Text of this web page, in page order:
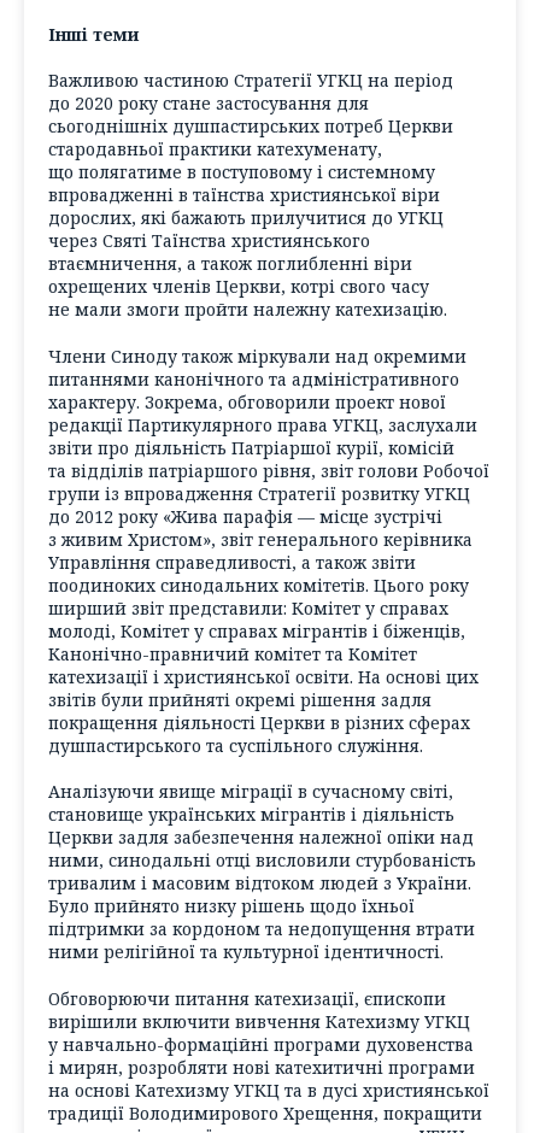
Інші теми
Важливою частиною Стратегії УГКЦ на період
до 2020 року стане застосування для
сьогоднішніх душпастирських потреб Церкви
стародавньої практики катехуменату,
що полягатиме в поступовому і системному
впровадженні в таїнства християнської віри
дорослих, які бажають прилучитися до УГКЦ
через Святі Таїнства християнського
втаємничення, а також поглибленні віри
охрещених членів Церкви, котрі свого часу
не мали змоги пройти належну катехизацію.
Члени Синоду також міркували над окремими
питаннями канонічного та адміністративного
характеру. Зокрема, обговорили проект нової
редакції Партикулярного права УГКЦ, заслухали
звіти про діяльність Патріаршої курії, комісій
та відділів патріаршого рівня, звіт голови Робочої
групи із впровадження Стратегії розвитку УГКЦ
до 2012 року «Жива парафія — місце зустрічі
з живим Христом», звіт генерального керівника
Управління справедливості, а також звіти
поодиноких синодальних комітетів. Цього року
ширший звіт представили: Комітет у справах
молоді, Комітет у справах мігрантів і біженців,
Канонічно-правничий комітет та Комітет
катехизації і християнської освіти. На основі цих
звітів були прийняті окремі рішення задля
покращення діяльності Церкви в різних сферах
душпастирського та суспільного служіння.
Аналізуючи явище міграції в сучасному світі,
становище українських мігрантів і діяльність
Церкви задля забезпечення належної опіки над
ними, синодальні отці висловили стурбованість
тривалим і масовим відтоком людей з України.
Було прийнято низку рішень щодо їхньої
підтримки за кордоном та недопущення втрати
ними релігійної та культурної ідентичності.
Обговорюючи питання катехизації, єпископи
вирішили включити вивчення Катехизму УГКЦ
у навчально-формаційні програми духовенства
і мирян, розробляти нові катехитичні програми
на основі Катехизму УГКЦ та в дусі християнської
традиції Володимирового Хрещення, покращити